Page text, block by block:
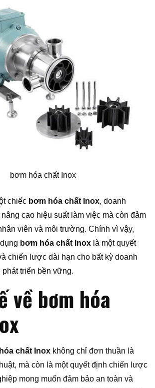
bơm hóa chất Inox
chiếc bơm hóa chất Inox, doanh
cao hiệu suất làm việc mà còn đảm
viên và môi trường. Chính vì vậy,
bơm hóa chất Inox là một quyết
chiến lược dài hạn cho bất kỳ doanh
triển bền vững.
về bơm hóa
chất Inox không chỉ đơn thuần là
mà còn là một quyết định chiến lược
mong muốn đảm bảo an toàn và